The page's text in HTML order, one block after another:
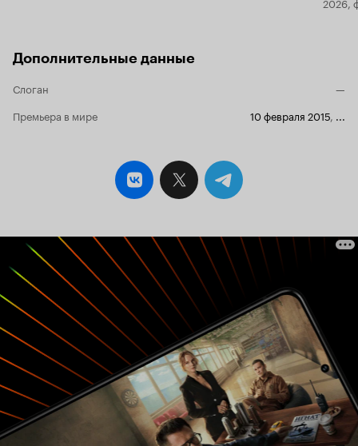
Дополнительные данные
Слоган
—
Премьера в мире
10 февраля 2015, ...